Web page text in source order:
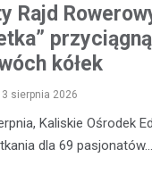
Rajd
kółek
3 sierpnia 2026
Kaliskie Ośrodek
dla 69 pasjonatów…